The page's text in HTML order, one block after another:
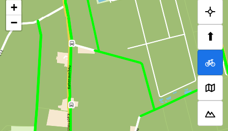
⬆
+
−